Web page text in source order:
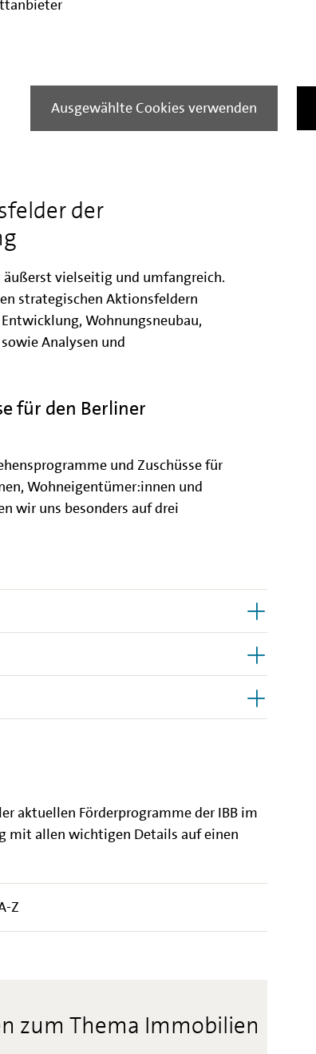
Ausgewählte Cookies verwenden
der
vielseitig und umfangreich.
strategischen Aktionsfeldern
Wohnungsneubau,
Analysen und
für den Berliner
und Zuschüsse für
Wohneigentümer:innen und
wir uns besonders auf drei
aktuellen Förderprogramme der IBB im
mit allen wichtigen Details auf einen
Z
zum Thema Immobilien